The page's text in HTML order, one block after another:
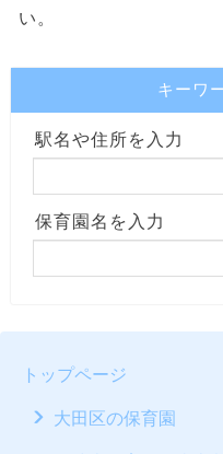
い。
キーワ
駅名や住所を入力
保育園名を入力
トップページ
大田区の保育園